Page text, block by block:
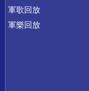
軍歌回放
軍樂回放